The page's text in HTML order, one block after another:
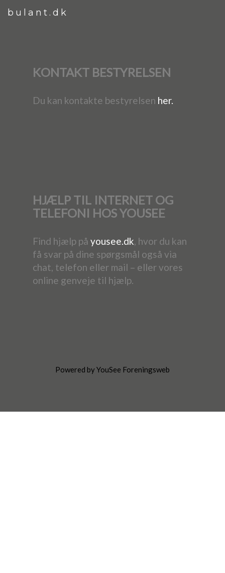
bulant.dk
KONTAKT BESTYRELSEN
Du kan kontakte bestyrelsen her.
HJÆLP TIL INTERNET OG
TELEFONI HOS YOUSEE
Find hjælp på yousee.dk, hvor du kan
få svar på dine spørgsmål også via
chat, telefon eller mail – eller vores
online genveje til hjælp.
Powered by YouSee Foreningsweb